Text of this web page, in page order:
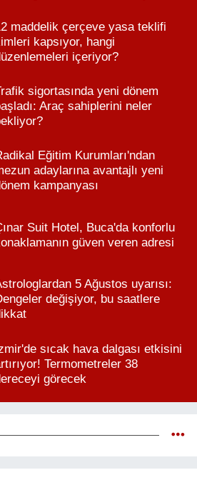
maddelik çerçeve yasa teklifi
kapsıyor, hangi
içeriyor?
sigortasında yeni dönem
Araç sahiplerini neler
Eğitim Kurumları'ndan
adaylarına avantajlı yeni
kampanyası
Suit Hotel, Buca'da konforlu
güven veren adresi
5 Ağustos uyarısı:
değişiyor, bu saatlere
sıcak hava dalgası etkisini
Termometreler 38
görecek